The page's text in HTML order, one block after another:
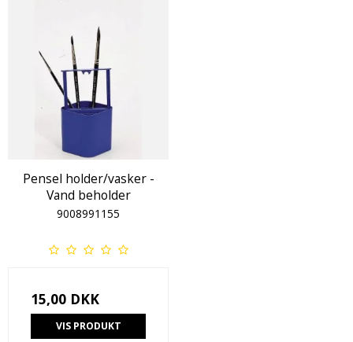
Pensel holder/vasker -
Vand beholder
9008991155
15,00 DKK
VIS PRODUKT